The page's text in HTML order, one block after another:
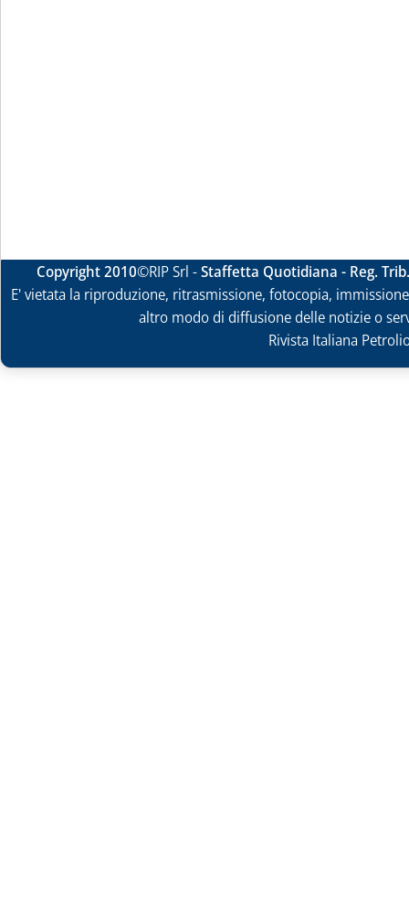
Copyright 2010©RIP Srl -Staffetta Quotidiana - Reg.
E' vietata la riproduzione, ritrasmissione, fotocopia,
altro modo di diffusione delle notizie o
Rivista Italiana